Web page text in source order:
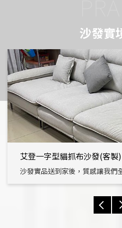
沙發實
艾登一字型貓抓布沙發(客製)